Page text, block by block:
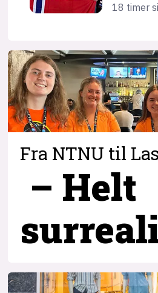
18 timer
Fra NTNU til
– Helt